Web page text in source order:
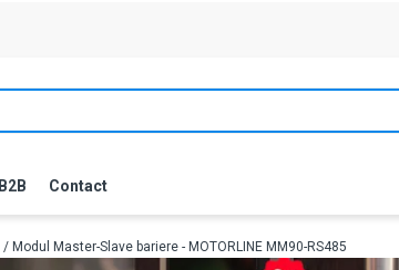
B2B Contact
/ Modul Master-Slave bariere - MOTORLINE MM90-RS485